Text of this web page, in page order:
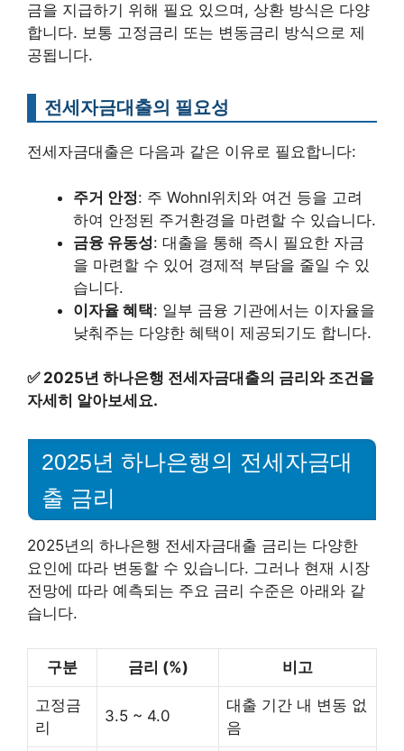
금을 지급하기 위해 필요 있으며, 상환 방식은 다양
합니다. 보통 고정금리 또는 변동금리 방식으로 제
공됩니다.
전세자금대출의 필요성
전세자금대출은 다음과 같은 이유로 필요합니다:
주거 안정: 주 Wohnl위치와 여건 등을 고려
하여 안정된 주거환경을 마련할 수 있습니다.
금융 유동성: 대출을 통해 즉시 필요한 자금
을 마련할 수 있어 경제적 부담을 줄일 수 있
습니다.
이자율 혜택: 일부 금융 기관에서는 이자율을
낮춰주는 다양한 혜택이 제공되기도 합니다.
✅ 2025년 하나은행 전세자금대출의 금리와 조건을
자세히 알아보세요.
2025년 하나은행의 전세자금대
출 금리
2025년의 하나은행 전세자금대출 금리는 다양한
요인에 따라 변동할 수 있습니다. 그러나 현재 시장
전망에 따라 예측되는 주요 금리 수준은 아래와 같
습니다.
구분 금리 (%) 비고
고정금
리
3.5 ~ 4.0
대출 기간 내 변동 없
음